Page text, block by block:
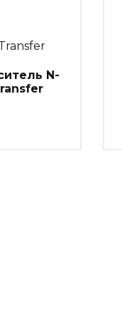
N-